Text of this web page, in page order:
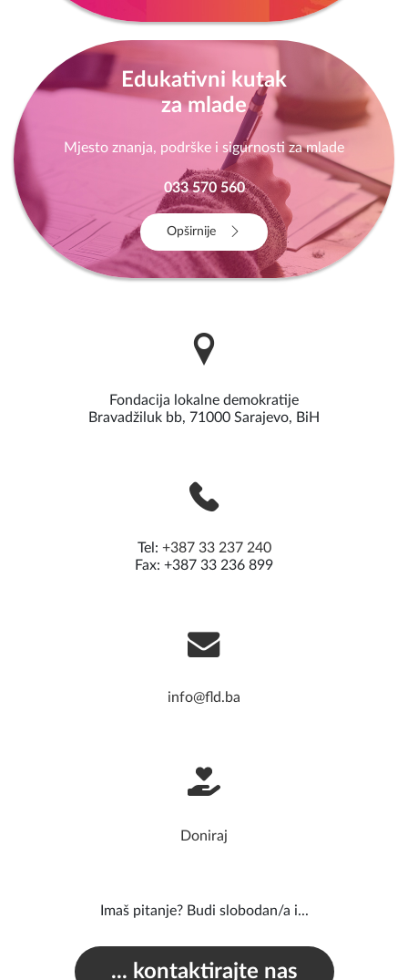
Edukativni kutak
za mlade
Mjesto znanja, podrške i sigurnosti za mlade
033 570 560
Opširnije
Fondacija lokalne demokratije
Bravadžiluk bb, 71000 Sarajevo, BiH
Tel: +387 33 237 240
Fax: +387 33 236 899
info@fld.ba
Doniraj
Imaš pitanje? Budi slobodan/a i...
... kontaktirajte nas